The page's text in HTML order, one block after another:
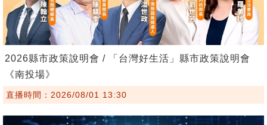
2026縣市政策說明會 / 「台灣好生活」縣市政策說明會
《南投場》
直播時間：2026/08/01 13:30